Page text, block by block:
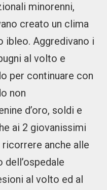
minorenni,
creato un clima
Aggredivano i
al volto e
per continuare con
non
d’oro, soldi e
ai 2 giovanissimi
anche alle
al volto ed al